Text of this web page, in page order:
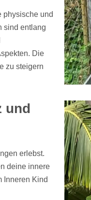
physische und
sind entlang
Die
zu steigern
und
erlebst.
deine innere
Inneren Kind